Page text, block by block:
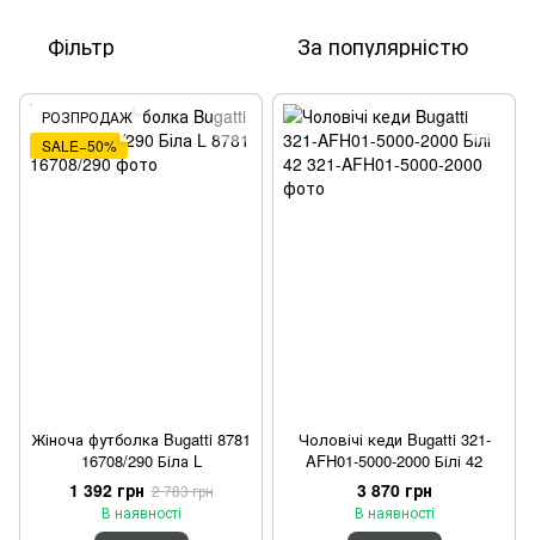
Фільтр За популярністю
РОЗПРОДАЖ
SALE−50%
Жіноча футболка Bugatti 8781
16708/290 Біла L
1 392 грн 2 783 грн
В наявності
Чоловічі кеди Bugatti 321-
AFH01-5000-2000 Білі 42
3 870 грн
В наявності